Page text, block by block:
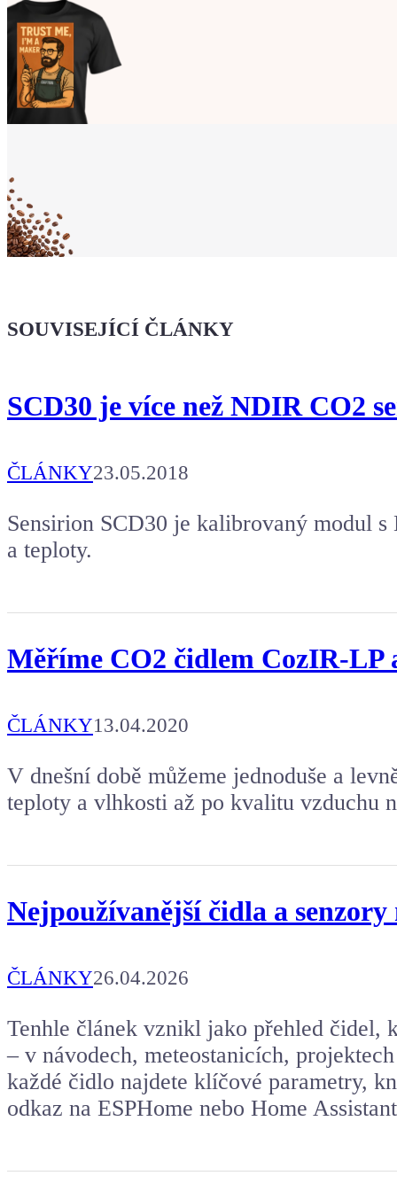
že jsi Maker!
Koupit tričko
SOUVISEJÍCÍ ČLÁNKY
SCD30 je více než NDIR CO2
ČLÁNKY23.05.2018
Sensirion SCD30 je kalibrovaný modul
a teploty.
Měříme CO2 čidlem CozIR-LP
ČLÁNKY13.04.2020
V dnešní době můžeme jednoduše a
teploty a vlhkosti až po kvalitu vzduchu
Nejpoužívanější čidla a
ČLÁNKY26.04.2026
Tenhle článek vznikl jako přehled čidel,
– v návodech, meteostanicích,
každé čidlo najdete klíčové parametry,
odkaz na ESPHome nebo Home